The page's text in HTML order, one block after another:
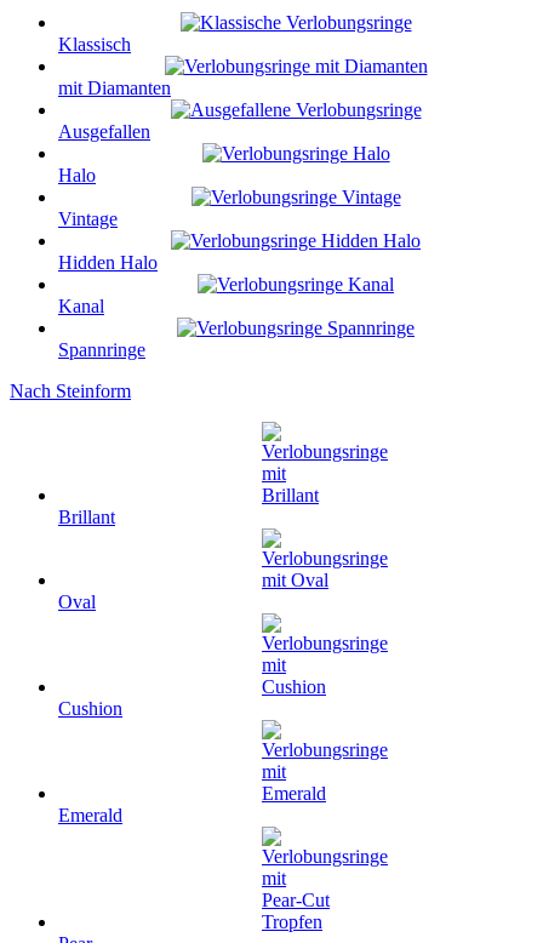
Klassisch
mit Diamanten
Ausgefallen
Halo
Vintage
Hidden Halo
Kanal
Spannringe
Nach Steinform
Brillant
Oval
Cushion
Emerald